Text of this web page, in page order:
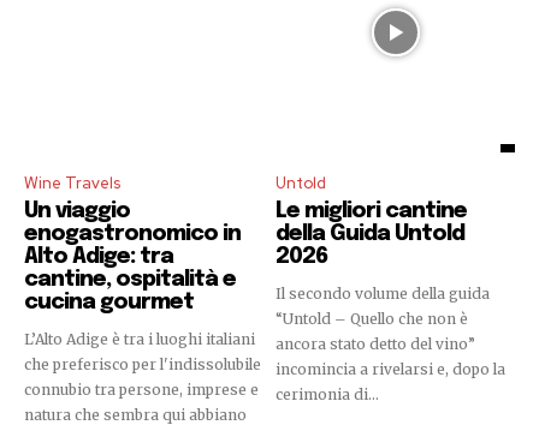
Wine Travels
Un viaggio
enogastronomico in
Alto Adige: tra
cantine, ospitalità e
cucina gourmet
L’Alto Adige è tra i luoghi italiani
che preferisco per l'indissolubile
connubio tra persone, imprese e
natura che sembra qui abbiano
Untold
Le migliori cantine
della Guida Untold
2026
Il secondo volume della guida
“Untold – Quello che non è
ancora stato detto del vino”
incomincia a rivelarsi e, dopo la
cerimonia di...